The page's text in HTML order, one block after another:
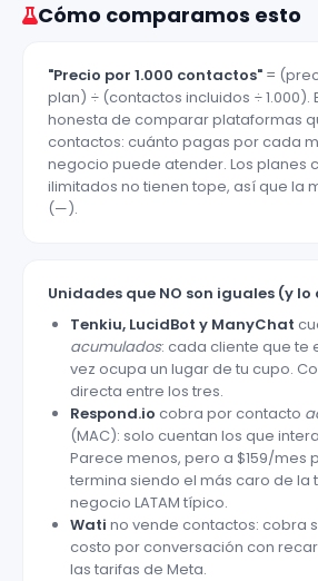
Cómo comparamos esto
"Precio por 1.000 contactos" =
plan) ÷ (contactos incluidos ÷ 1.000).
honesta de comparar plataformas
contactos: cuánto pagas por cada
negocio puede atender. Los planes
ilimitados no tienen tope, así que la
(—).
Unidades que NO son iguales (y lo
Tenkiu, LucidBot y ManyChat
acumulados: cada cliente que te
vez ocupa un lugar de tu cupo.
directa entre los tres.
Respond.io cobra por contacto
(MAC): solo cuentan los que
Parece menos, pero a $159/mes
termina siendo el más caro de la
negocio LATAM típico.
Wati no vende contactos: cobra
costo por conversación con
las tarifas de Meta.